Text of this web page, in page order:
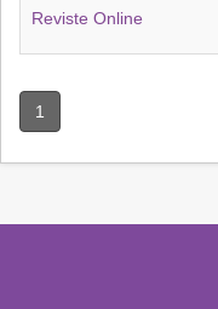
Reviste Online
1